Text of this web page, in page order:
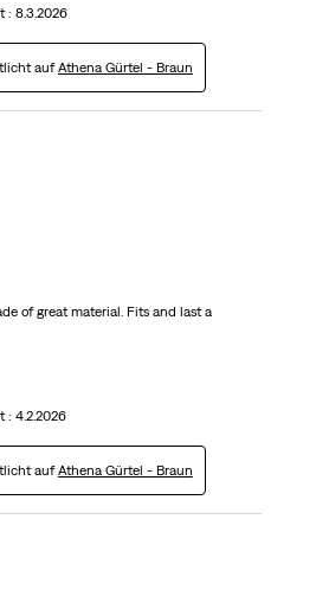
: 8.3.2026
aufAthena Gürtel - Braun
of great material. Fits and last a
: 4.2.2026
aufAthena Gürtel - Braun